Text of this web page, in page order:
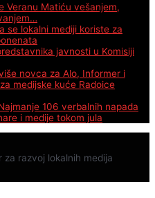
Veranu Matiću vešanjem,
se lokalni mediji koriste za
javnosti u Komisiji
novca za Alo, Informer i
medijske kuće Radoice
106 verbalnih napada
i medije tokom jula
za razvoj lokalnih medija